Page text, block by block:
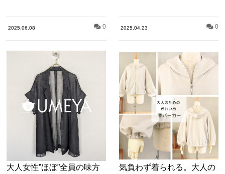
2025.06.08 0
大人女性”ほぼ”全員の味方
2025.04.23 0
気負わず着られる。大人の